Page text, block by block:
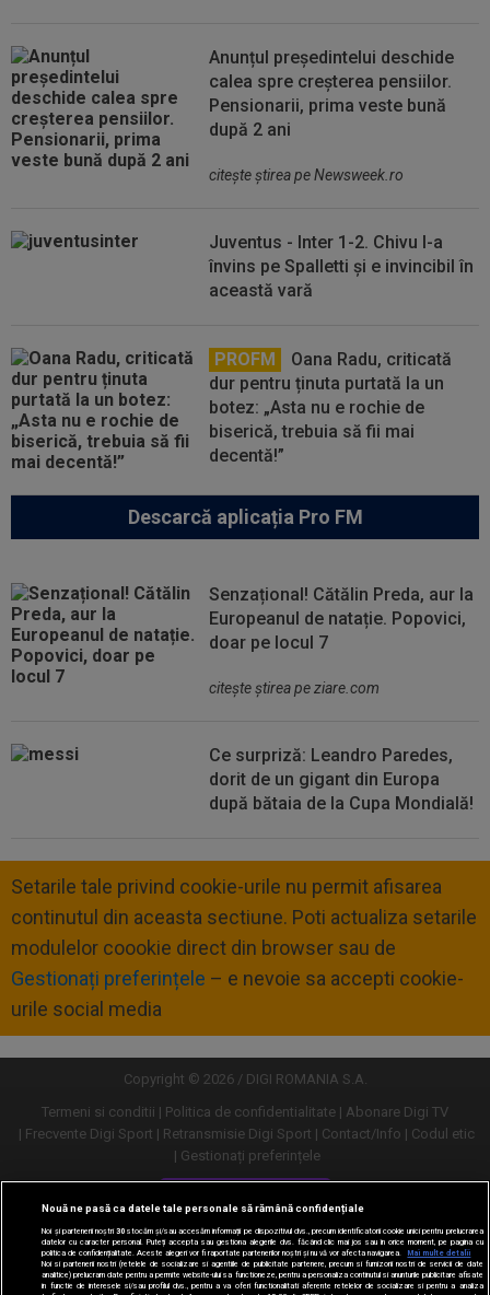
Anunțul președintelui deschide
calea spre creșterea pensiilor.
Pensionarii, prima veste bună
după 2 ani
citeşte ştirea pe Newsweek.ro
Juventus - Inter 1-2. Chivu l-a
învins pe Spalletti și e invincibil în
această vară
PROFM
Oana Radu, criticată
dur pentru ținuta purtată la un
botez: „Asta nu e rochie de
biserică, trebuia să fii mai
decentă!”
Descarcă aplicația Pro FM
Senzațional! Cătălin Preda, aur la
Europeanul de natație. Popovici,
doar pe locul 7
citeşte ştirea pe ziare.com
Ce surpriză: Leandro Paredes,
dorit de un gigant din Europa
după bătaia de la Cupa Mondială!
Setarile tale privind cookie-urile nu permit afisarea
continutul din aceasta sectiune. Poti actualiza setarile
modulelor coookie direct din browser sau de
Gestionați preferințele – e nevoie sa accepti cookie-
urile social media
Copyright © 2026 / DIGI ROMANIA S.A.
Termeni si conditii
Politica de confidentialitate
Abonare Digi TV
Frecvente Digi Sport
Retransmisie Digi Sport Contact/Info
Codul etic
Gestionați preferințele
Versiune desktop
Nouă ne pasă ca datele tale personale să rămână confidențiale
Noi și partenerii noștri30stocăm și/sau accesăm informații pe dispozitivul dvs., precum identificatorii cookie unici pentru prelucrarea
datelor cu caracter personal. Puteți accepta sau gestiona alegerile dvs. făcând clic mai jos sau în orice moment, pe pagina cu
politica de confidențialitate. Aceste alegeri vor fi raportate partenerilor noștri și nu vă vor afecta navigarea.
Mai multe detalii
Noi si partenerii nostri (retelele de socializare si agentiile de publicitate partenere, precum si furnizorii nostri de servicii de date
analitice) prelucram date pentru a permite website-ului sa functioneze, pentru a personaliza continutul si anunturile publicitare afisate
in functie de interesele si/sau profilul dvs., pentru a va oferi functionalitati aferente retelelor de socializare si pentru a analiza